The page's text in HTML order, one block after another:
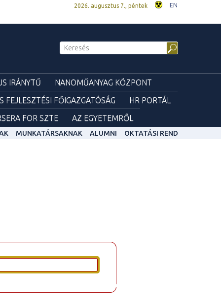
2026. augusztus 7., péntek EN
IRÁNYTŰ
NANOMŰANYAG KÖZPONT
FEJLESZTÉSI FŐIGAZGATÓSÁG
HR PORTÁL
FOR SZTE AZ EGYETEMRŐL
MUNKATÁRSAKNAK ALUMNI OKTATÁSI REND